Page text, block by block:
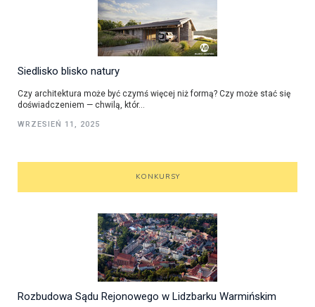
Siedlisko blisko natury
Czy architektura może być czymś więcej niż formą? Czy może stać się
doświadczeniem — chwilą, któr...
WRZESIEŃ 11, 2025
KONKURSY
Rozbudowa Sądu Rejonowego w Lidzbarku Warmińskim